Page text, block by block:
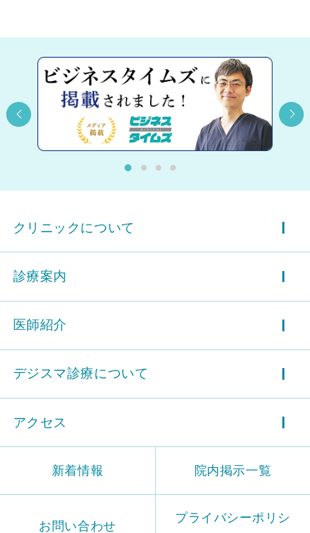
クリニックについて
診療案内
医師紹介
デジスマ診療について
アクセス
新着情報 院内掲示一覧
お問い合わせ
プライバシーポリシ